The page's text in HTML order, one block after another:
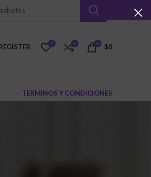
0 0 0 $0
TERMINOS Y CONDICIONES